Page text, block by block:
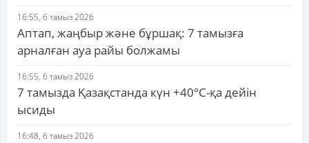
16:55, 6 тамыз 2026
Аптап, жаңбыр және бұршақ: 7 тамызға
арналған ауа райы болжамы
16:55, 6 тамыз 2026
7 тамызда Қазақстанда күн +40°С-қа дейін
ысиды
16:48, 6 тамыз 2026